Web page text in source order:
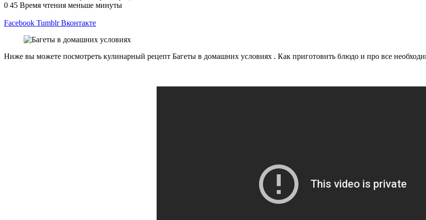
0 45 Время чтения меньше минуты
Facebook Tumblr Вконтакте
Ниже вы можете посмотреть кулинарный рецепт Багеты в домашних условиях . Как приготовить блюдо и про все